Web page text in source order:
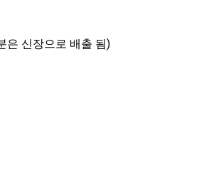
은 신장으로 배출 됨)